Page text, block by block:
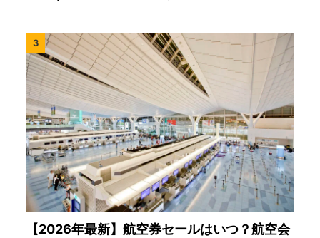
【2026年最新】航空券セールはいつ？航空会